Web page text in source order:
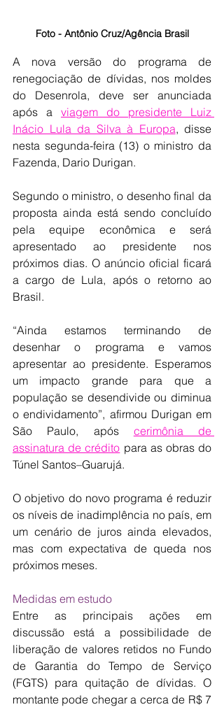
Foto - Antônio Cruz/Agência Brasil
A nova versão do programa de
renegociação de dívidas, nos moldes
do Desenrola, deve ser anunciada
após a viagem do presidente Luiz
Inácio Lula da Silva à Europa, disse
nesta segunda-feira (13) o ministro da
Fazenda, Dario Durigan.
Segundo o ministro, o desenho final da
proposta ainda está sendo concluído
pela equipe econômica e será
apresentado ao presidente nos
próximos dias. O anúncio oficial ficará
a cargo de Lula, após o retorno ao
Brasil.
“Ainda estamos terminando de
desenhar o programa e vamos
apresentar ao presidente. Esperamos
um impacto grande para que a
população se desendivide ou diminua
o endividamento”, afirmou Durigan em
São Paulo, após cerimônia de
assinatura de crédito para as obras do
Túnel Santos–Guarujá.
O objetivo do novo programa é reduzir
os níveis de inadimplência no país, em
um cenário de juros ainda elevados,
mas com expectativa de queda nos
próximos meses.
Medidas em estudo
Entre as principais ações em
discussão está a possibilidade de
liberação de valores retidos no Fundo
de Garantia do Tempo de Serviço
(FGTS) para quitação de dívidas. O
montante pode chegar a cerca de R$ 7